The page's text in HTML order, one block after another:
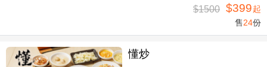
$1500 $399起
售24份
懂炒